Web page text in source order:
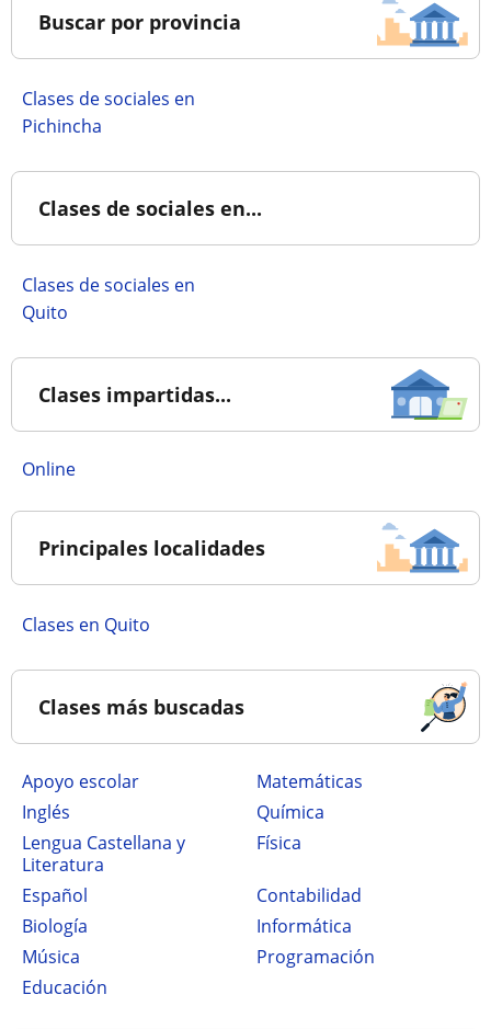
Buscar por provincia
Clases de sociales en
Pichincha
Clases de sociales en...
Clases de sociales en
Quito
Clases impartidas...
online
Principales localidades
Clases en Quito
Clases más buscadas
Apoyo escolar
Matemáticas
Inglés
Química
Lengua Castellana y
Literatura
Física
Español
Contabilidad
Biología
Informática
Música
Programación
Educación